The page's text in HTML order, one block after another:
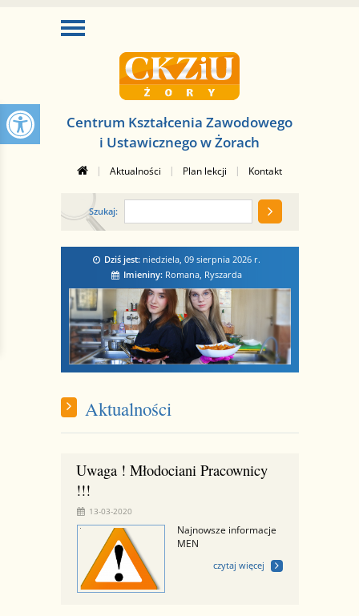
Centrum Kształcenia Zawodowego
i Ustawicznego w Żorach
| Aktualności | Plan lekcji | Kontakt
Szukaj:
Dziś jest: niedziela, 09 sierpnia 2026r.
Imieniny:Romana, Ryszarda
Aktualności
Uwaga ! Młodociani Pracownicy
!!!
13-03-2020
Najnowsze informacje
MEN
czytaj więcej